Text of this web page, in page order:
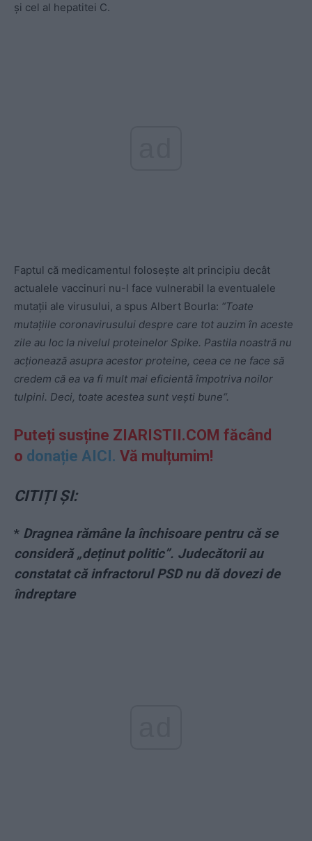
și cel al hepatitei C.
Faptul că medicamentul folosește alt principiu decât
actualele vaccinuri nu-l face vulnerabil la eventualele
mutații ale virusului, a spus Albert Bourla: “Toate
mutațiile coronavirusului despre care tot auzim în aceste
zile au loc la nivelul proteinelor Spike. Pastila noastră nu
acționează asupra acestor proteine, ceea ce ne face să
credem că ea va fi mult mai eficientă împotriva noilor
tulpini. Deci, toate acestea sunt vești bune“.
Puteți susține ZIARISTII.COM făcând
o donație AICI. Vă mulțumim!
CITIȚI ȘI:
* Dragnea rămâne la închisoare pentru că se
consideră „deținut politic”. Judecătorii au
constatat că infractorul PSD nu dă dovezi de
îndreptare